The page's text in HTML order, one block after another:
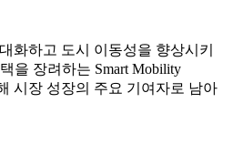
화하고 도시 이동성을 향상시키
을 장려하는 Smart Mobility
시장 성장의 주요 기여자로 남아